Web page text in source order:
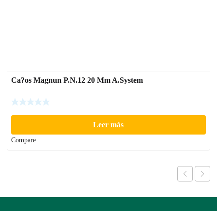
Ca?os Magnun P.N.12 20 Mm A.System
Leer más
Compare